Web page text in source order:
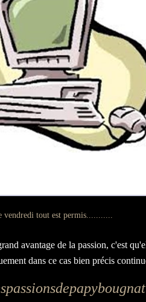
avantage de la passion, c'est
dans ce cas bien précis